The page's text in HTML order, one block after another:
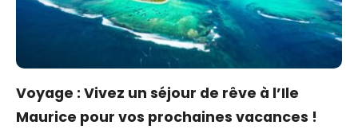
Voyage : Vivez un séjour de rêve à l’Ile
Maurice pour vos prochaines vacances !